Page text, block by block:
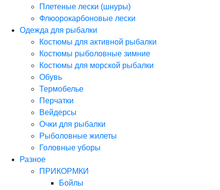
Плетеные лески (шнуры)
Флюорокарбоновые лески
Одежда для рыбалки
Костюмы для активной рыбалки
Костюмы рыболовные зимние
Костюмы для морской рыбалки
Обувь
Термобелье
Перчатки
Вейдерсы
Очки для рыбалки
Рыболовные жилеты
Головные уборы
Разное
ПРИКОРМКИ
Бойлы